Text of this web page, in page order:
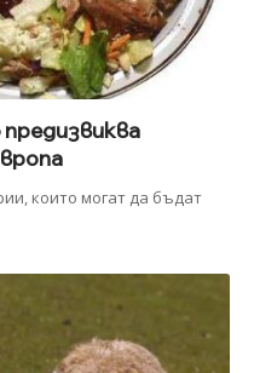
които могат да бъдат